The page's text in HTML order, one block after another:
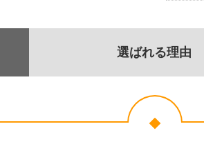
選ばれる理由